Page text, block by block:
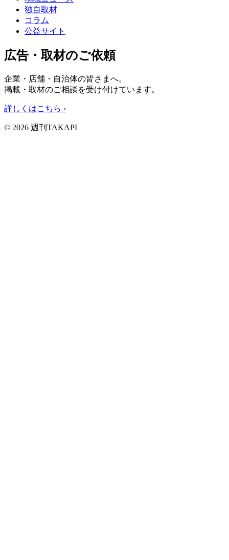
独自取材
コラム
公益サイト
広告・取材のご依頼
企業・店舗・自治体の皆さまへ。
掲載・取材のご相談を受け付けています。
詳しくはこちら ›
© 2026 週刊TAKAPI